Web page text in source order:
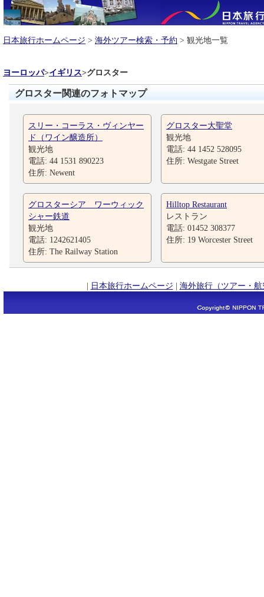
日本旅行ホームページ > 海外ツアー検索・予約 > 観光地一覧
ヨーロッパ>イギリス>グロスター
グロスター関連のフォトマップ
スリー・コーラス・ヴィンヤー
ド（ワイン醸造所）
観光地
電話: 44 1531 890223
住所: Newent
グロスター大聖堂
観光地
電話: 44 1452 528095
住所: Westgate Street
グロスターシア ワーウィック
シャー鉄道
観光地
電話: 1242621405
住所: The Railway Station
Hilltop Restaurant
レストラン
電話: 01452 308377
住所: 19 Worcester Street
| 日本旅行ホームページ | 海外旅行（ツアー・航